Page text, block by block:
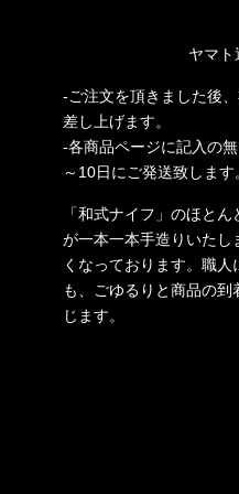
ヤマト
-ご注文を頂きました後
差し上げます。
-各商品ページに記入の
～10日にご発送致します
「和式ナイフ」のほと
が一本一本手造りいたし
くなっております。職
も、ごゆるりと商品の
じます。